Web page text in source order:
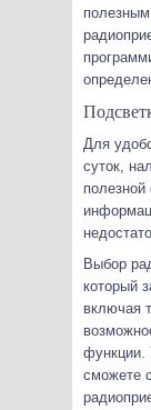
Для
суток,
полезной
Выбор
который
включая
функции.
сможете